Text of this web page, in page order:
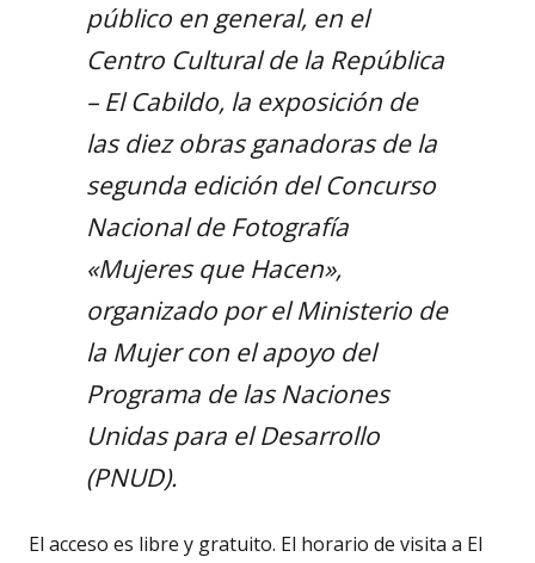
público en general, en el
Centro Cultural de la República
– El Cabildo, la exposición de
las diez obras ganadoras de la
segunda edición del Concurso
Nacional de Fotografía
«Mujeres que Hacen»,
organizado por el Ministerio de
la Mujer con el apoyo del
Programa de las Naciones
Unidas para el Desarrollo
(PNUD).
El acceso es libre y gratuito. El horario de visita a El